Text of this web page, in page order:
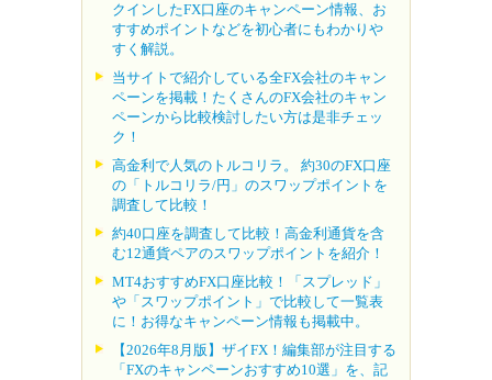
クインしたFX口座のキャンペーン情報、お
すすめポイントなどを初心者にもわかりや
すく解説。
当サイトで紹介している全FX会社のキャン
ペーンを掲載！たくさんのFX会社のキャン
ペーンから比較検討したい方は是非チェッ
ク！
高金利で人気のトルコリラ。 約30のFX口座
の「トルコリラ/円」のスワップポイントを
調査して比較！
約40口座を調査して比較！高金利通貨を含
む12通貨ペアのスワップポイントを紹介！
MT4おすすめFX口座比較！「スプレッド」
や「スワップポイント」で比較して一覧表
に！お得なキャンペーン情報も掲載中。
【2026年8月版】ザイFX！編集部が注目する
「FXのキャンペーンおすすめ10選」を、記